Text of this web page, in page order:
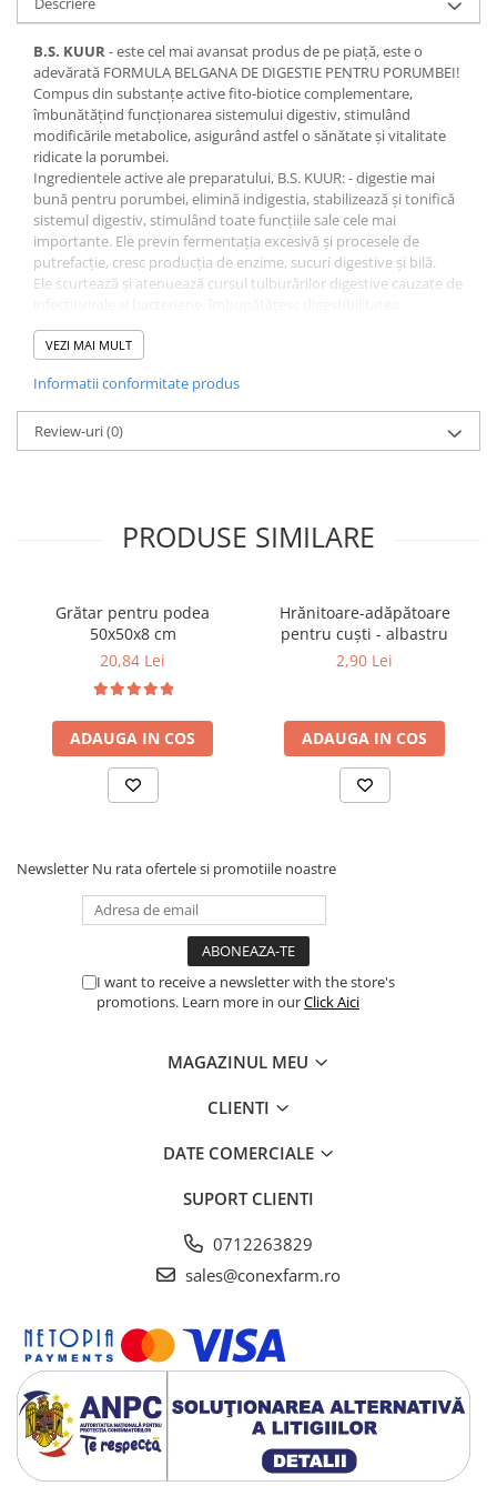
B.S. KUUR- este cel mai avansat produs de pe piață, este o
adevărată FORMULA BELGANA DE DIGESTIE PENTRU PORUMBEI!
Compus din substanțe active fito-biotice complementare,
îmbunătățind funcționarea sistemului digestiv, stimulând
modificările metabolice, asigurând astfel o sănătate și vitalitate
ridicate la porumbei.
Ingredientele active ale preparatului, B.S. KUUR: - digestie mai
bună pentru porumbei, elimină indigestia, stabilizează și tonifică
sistemul digestiv, stimulând toate funcțiile sale cele mai
importante. Ele previn fermentația excesivă și procesele de
putrefacție, cresc producția de enzime, sucuri digestive și bilă.
Ele scurtează și atenuează cursul tulburărilor digestive cauzate de
proteinelor și grăsimilor, precum și digestibilitatea vitaminelor și
mineralelor. Produsul are un puternic efect antiinflamator,
rezistența la agenți patogeni și este o protecție excelentă
împotriva diareei.
Administrare:- În timpul reproducerii, creșterii puilor și
- În timpul curselor:
1 lingură/1kg de hrană de 2 ori la începutul fiecărei
- În timpul perioadei de odihnă și iarnă:
1 lingură/1kg de hrană o dată pe săptămână.
Se administrează cu hrană umezită în prealabil cu
DE USTUROI 100%
, iar în perioada de curse cu
DEXACHOL.
Ambalaj:400 g.
VEZI MAI MULT
Informatii conformitate produs
Review-uri(0)
PRODUSE SIMILARE
Grătar pentru podea
50x50x8 cm
20,84 Lei
ADAUGA IN COS
Hrănitoare-adăpătoare
pentru cuști - albastru
2,90 Lei
ADAUGA IN COS
Newsletter Nu rata ofertele si promotiile noastre
I want to receive a newsletter with the store's
promotions. Learn more in ourClick Aici
MAGAZINUL MEU
CLIENTI
DATE COMERCIALE
SUPORT CLIENTI
0712263829
sales@conexfarm.ro